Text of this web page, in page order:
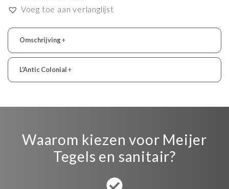
Voeg toe aan verlanglijst
Omschrijving+
L'Antic Colonial+
Waarom kiezen voor Meijer
Tegels en sanitair?